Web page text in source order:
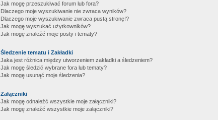
Jak mogę przeszukiwać forum lub fora?
Dlaczego moje wyszukiwanie nie zwraca wyników?
Dlaczego moje wyszukiwanie zwraca pustą stronę!?
Jak mogę wyszukać użytkowników?
Jak mogę znaleźć moje posty i tematy?
Śledzenie tematu i Zakładki
Jaka jest różnica między utworzeniem zakładki a śledzeniem?
Jak mogę śledzić wybrane fora lub tematy?
Jak mogę usunąć moje śledzenia?
Załączniki
Jak mogę odnaleźć wszystkie moje załączniki?
Jak mogę znaleźć wszystkie moje załączniki?